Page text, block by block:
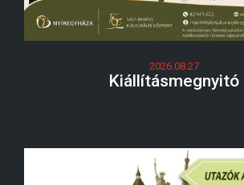
2026.08.27
Kiállításmegnyitó